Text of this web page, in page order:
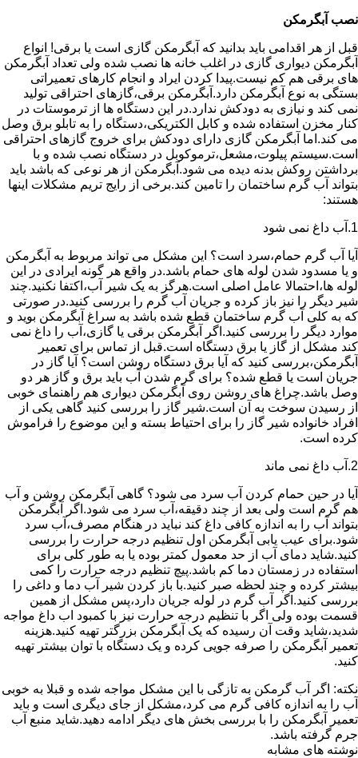
نصب آبگرمکن
قبل از هر اقدامی باید بدانید که آبگرمکن گازی است یا برقی! انواع
آبگرمکن دیواری گازی در اغلب خانه ها نصب شده ولی تعداد آبگرمکن
های برقی هم کم نیست.پیدا کردن ایراد و انجام کارهای تعمیراتی
بستگی به نوع آبگرمکن دارد.آبگرمکن برقی،گازهای احتراقی تولید
نمی کند و نیازی به دودکش ندارد.در این دستگاه ها از ترموستات در
کنار مخزن استفاده شده و کابل الکتریکی،دستگاه را به تابلو برق وصل
می کند.اما آبگرمکن گازی دارای دودکش برای خروج گازهای احتراقی
است.سیستم پیلوت،مشعل،ترموکوبل در دستگاه نصب شده و با
برداشتن روکش بدنه دیده می شود.آبگرمکن از هر نوعی که باشد باید
بتواند آب گرم ساختمان را تامین کند.برخی از رایج تریم مشکلات اینها
هستند:
1.آب داغ نمی شود
آیا آب گرم حمام،سرد است؟ این مشکل می تواند مربوط به آبگرمکن
و یا مسدود شدن لوله های حمام باشد.در واقع هر گونه ایرادی در این
لوله ها،احتمالا عامل اصلی است.هرگز به یک شیر آب،اکتفا نکنید.چند
شیر دیگر را نیز باز کرده و جریان آب گرم را بررسی کنید.در صورتی
که به کلی آب گرم ساختمان قطع شده باشد به سراغ آبگرمکن بوید و
موارد دیگر را بررسی کنید.اگر آبگرمکن برقی یا گازی،آب را داغ نمی
کند مشکل از گاز یا برق دستگاه است.قبل از تماس برای تعمیر
آبگرمکن،بررسی کنید که آیا برق دستگاه روشن است؟ آیا گاز در
جریان است یا قطع شده؟ برای گرم شدن آب باید برق و گاز هر دو
وصل باشد.چراغ های روشن روی آبگرمکن دیواری هم راهنمای خوبی
از رسیدن سوخت به آن است.شیر گاز را بررسی کنید گاهی یکی از
افراد خانواده شیر گاز را برای احتیاط بسته و این موضوع را فراموش
کرده است.
2.آب داغ نمی ماند
آیا در حین حمام کردن آب سرد می شود؟ گاهی آبگرمکن روشن و آب
هم گرم است ولی بعد از چند دقیقه،آب سرد می شود.اگر آبگرمکن
بتواند آب را به اندازه کافی داغ کند نباید در هنگام مصرف،آب سرد
شود.برای عیب یابی آبگرمکن اول تنظیم درجه حرارت را بررسی
کنید.شاید دمای آب از حد معمول کمتر بوده یا به طور کلی برای
استفاده در زمستان دما کم باشد.پیچ تنظیم درجه حرارت را کمی
بیشتر کرده و چند لحظه صبر کنید.با باز کردن شیر آب دما و داغی را
بررسی کنید.اگر آب گرم در لوله جریان دارد،پس مشکل از همین
قسمت بوده ولی اگر با تنظیم درجه حرارت نیز با کمبود اب داغ مواجه
شدید،شاید وقت آن رسیده که یک آبگرمکن بزرگتر تهیه کنید.هزینه
تعمیر آبگرمکن را صرفه جویی کرده و یک دستگاه با توان بیشتر تهیه
کنید.
نکته: اگر آب گرمکن به تازگی با این مشکل مواجه شده و قبلا به خوبی
آب را به اندازه کافی گرم می کرد،مشکل از جای دیگری است و باید
تعمیر آبگرمکن را با بررسی بخش های دیگر ادامه دهید.شاید منبع آب
جرم گرفته باشد.
نوشته های مشابه